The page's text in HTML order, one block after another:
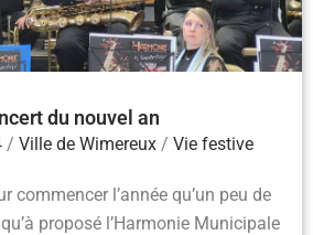
du nouvel an
/ Ville de Wimereux / Vie festive
commencer l’année qu’un peu de
proposé l’Harmonie Municipale